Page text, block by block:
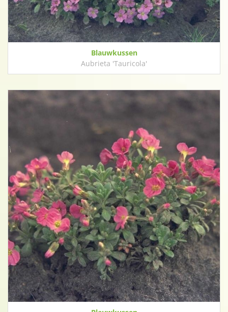
Blauwkussen
Aubrieta 'Tauricola'